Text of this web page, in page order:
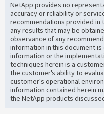
NetApp provides no
accuracy or reliability or
recommendations provided in
any results that may be
observance of any
information in this document
information or the
techniques herein is a
the customer's ability to
customer's operational
information contained herein
the NetApp products